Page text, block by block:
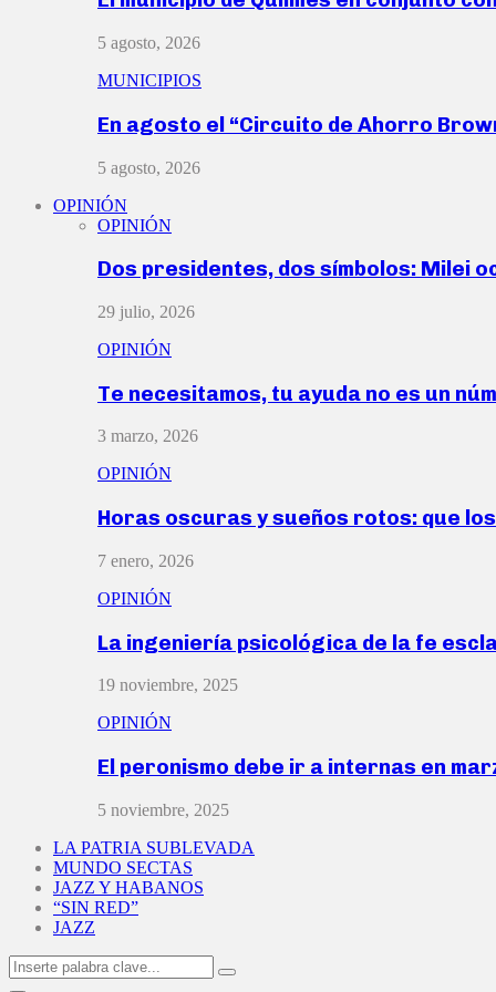
5 agosto, 2026
MUNICIPIOS
En agosto el “Circuito de Ahorro
5 agosto, 2026
OPINIÓN
OPINIÓN
Dos presidentes, dos símbolos: Milei
29 julio, 2026
OPINIÓN
Te necesitamos, tu ayuda no es un
3 marzo, 2026
OPINIÓN
Horas oscuras y sueños rotos: que
7 enero, 2026
OPINIÓN
La ingeniería psicológica de la fe
19 noviembre, 2025
OPINIÓN
El peronismo debe ir a internas en
5 noviembre, 2025
LA PATRIA SUBLEVADA
MUNDO SECTAS
JAZZ Y HABANOS
“SIN RED”
JAZZ
Search
for:
Search